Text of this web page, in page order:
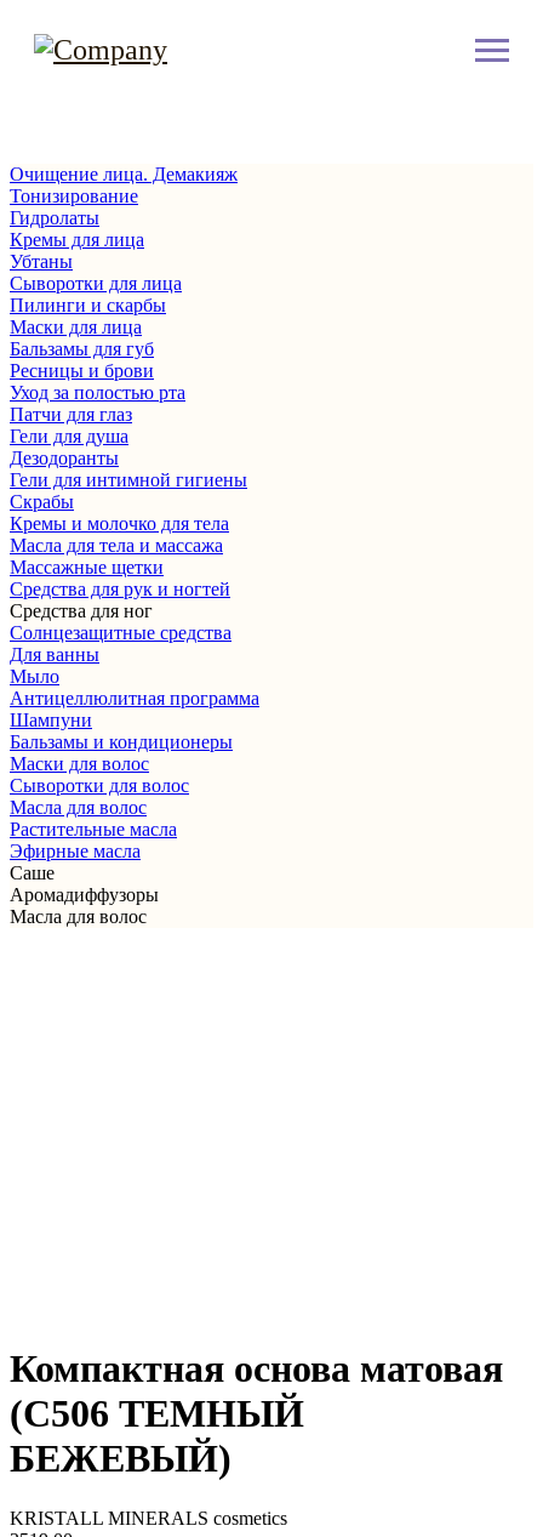
Очищение лица. Демакияж
Тонизирование
Гидролаты
Кремы для лица
Убтаны
Сыворотки для лица
Пилинги и скарбы
Маски для лица
Бальзамы для губ
Ресницы и брови
Уход за полостью рта
Патчи для глаз
Гели для душа
Дезодоранты
Гели для интимной гигиены
Скрабы
Кремы и молочко для тела
Масла для тела и массажа
Массажные щетки
Cредства для рук и ногтей
Средства для ног
Солнцезащитные средства
Для ванны
Мыло
Антицеллюлитная программа
Шампуни
Бальзамы и кондиционеры
Маски для волос
Сыворотки для волос
Масла для волос
Растительные масла
Эфирные масла
Саше
Аромадиффузоры
Масла для волос
Компактная основа матовая
(С506 ТЕМНЫЙ
БЕЖЕВЫЙ)
KRISTALL MINERALS cosmetics